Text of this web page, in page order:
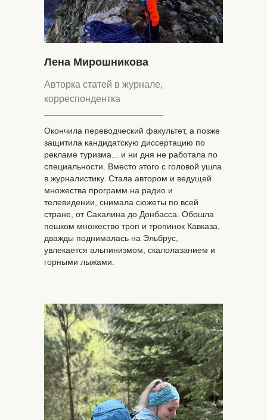
Лена Мирошникова
Авторка статей в журнале,
корреспондентка
Окончила переводческий факультет, а позже
защитила кандидатскую диссертацию по
рекламе туризма... и ни дня не работала по
специальности. Вместо этого с головой ушла
в журналистику. Стала автором и ведущей
множества программ на радио и
телевидении, снимала сюжеты по всей
стране, от Сахалина до Донбасса. Обошла
пешком множество троп и тропинок Кавказа,
дважды поднималась на Эльбрус,
увлекается альпинизмом, скалолазанием и
горными лыжами.